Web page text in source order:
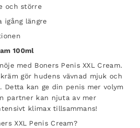
och större
igång längre
100ml
med Boners Penis XXL Cream.
gör hudens vävnad mjuk och
kan ge din penis mer volym
partner kan njuta av mer
klimax tillsammans!
XXL Penis Cream?